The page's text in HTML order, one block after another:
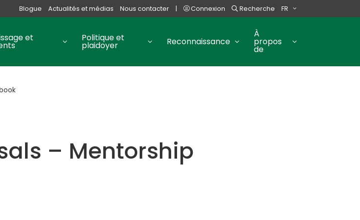
Blogue Actualités et médias Nous contacter | Connexion Recherche FR
et Politique et
plaidoyer Reconnaissance
À
propos
de
– Mentorship